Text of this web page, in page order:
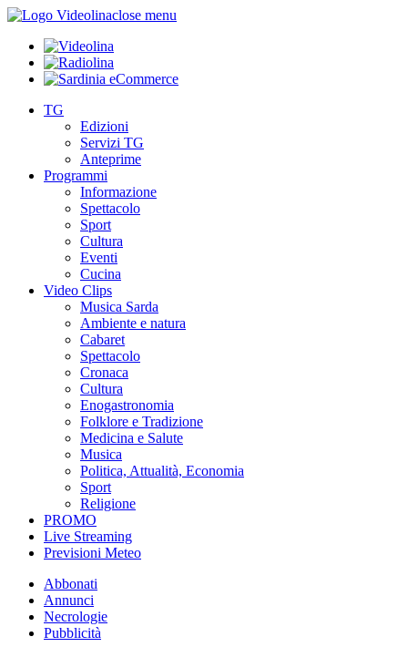
close menu
TG
Edizioni
Servizi TG
Anteprime
Programmi
Informazione
Spettacolo
Sport
Cultura
Eventi
Cucina
Video Clips
Musica Sarda
Ambiente e natura
Cabaret
Spettacolo
Cronaca
Cultura
Enogastronomia
Folklore e Tradizione
Medicina e Salute
Musica
Politica, Attualità, Economia
Sport
Religione
PROMO
Live Streaming
Previsioni Meteo
Abbonati
Annunci
Necrologie
Pubblicità